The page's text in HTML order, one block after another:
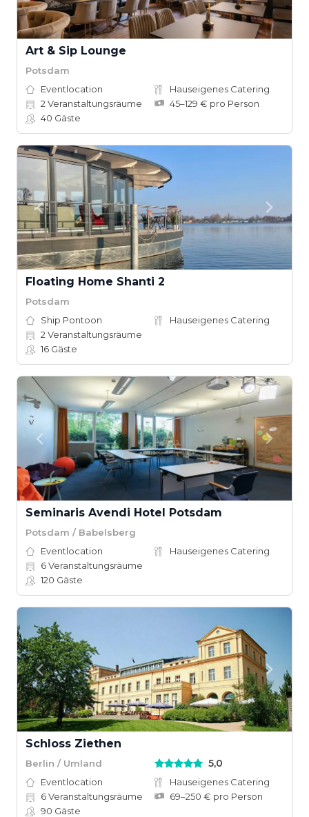
Art & Sip Lounge
Potsdam
Eventlocation
Hauseigenes Catering
2 Veranstaltungsräume
45–129 € pro Person
40 Gäste
Floating Home Shanti 2
Potsdam
Ship Pontoon
Hauseigenes Catering
2 Veranstaltungsräume
16 Gäste
Seminaris Avendi Hotel Potsdam
Potsdam / Babelsberg
Eventlocation
Hauseigenes Catering
6Veranstaltungsräume
120 Gäste
Schloss Ziethen
Berlin / Umland 5,0
Eventlocation
Hauseigenes Catering
6Veranstaltungsräume
69–250 € pro Person
90 Gäste